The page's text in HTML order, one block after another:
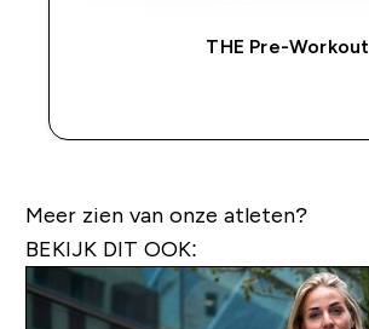
THE Pre-Workout
Meer zien van onze atleten?
BEKIJK DIT OOK: